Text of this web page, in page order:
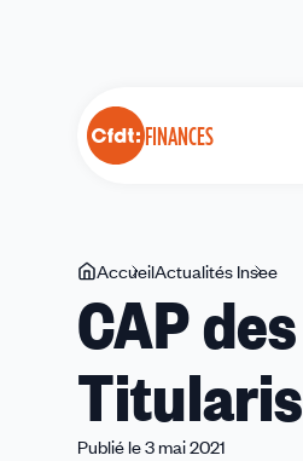
FINANCES
Vous
êtes
ici
AccueilActualités Insee
des
B
3
CAP
Publié le 3 mai 2021